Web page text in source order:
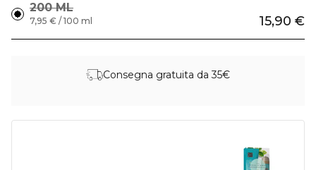
200 ML
15,90 €
7,95 € / 100 ml
Consegna gratuita da 35€